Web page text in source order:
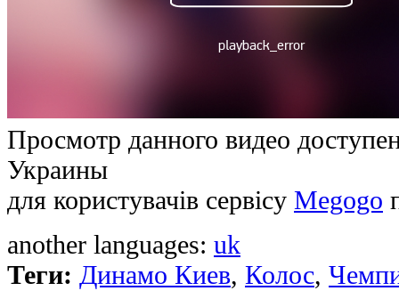
Просмотр данного видео
Украины
для користувачів сервісу Megogo
another languages: uk
Теги: Динамо Киев, Колос,